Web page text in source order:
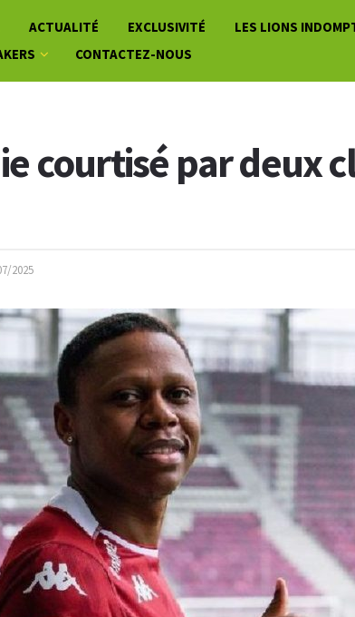
ACTUALITÉ EXCLUSIVITÉ LES LIONS
CONTACTEZ-NOUS
courtisé par deux
2025